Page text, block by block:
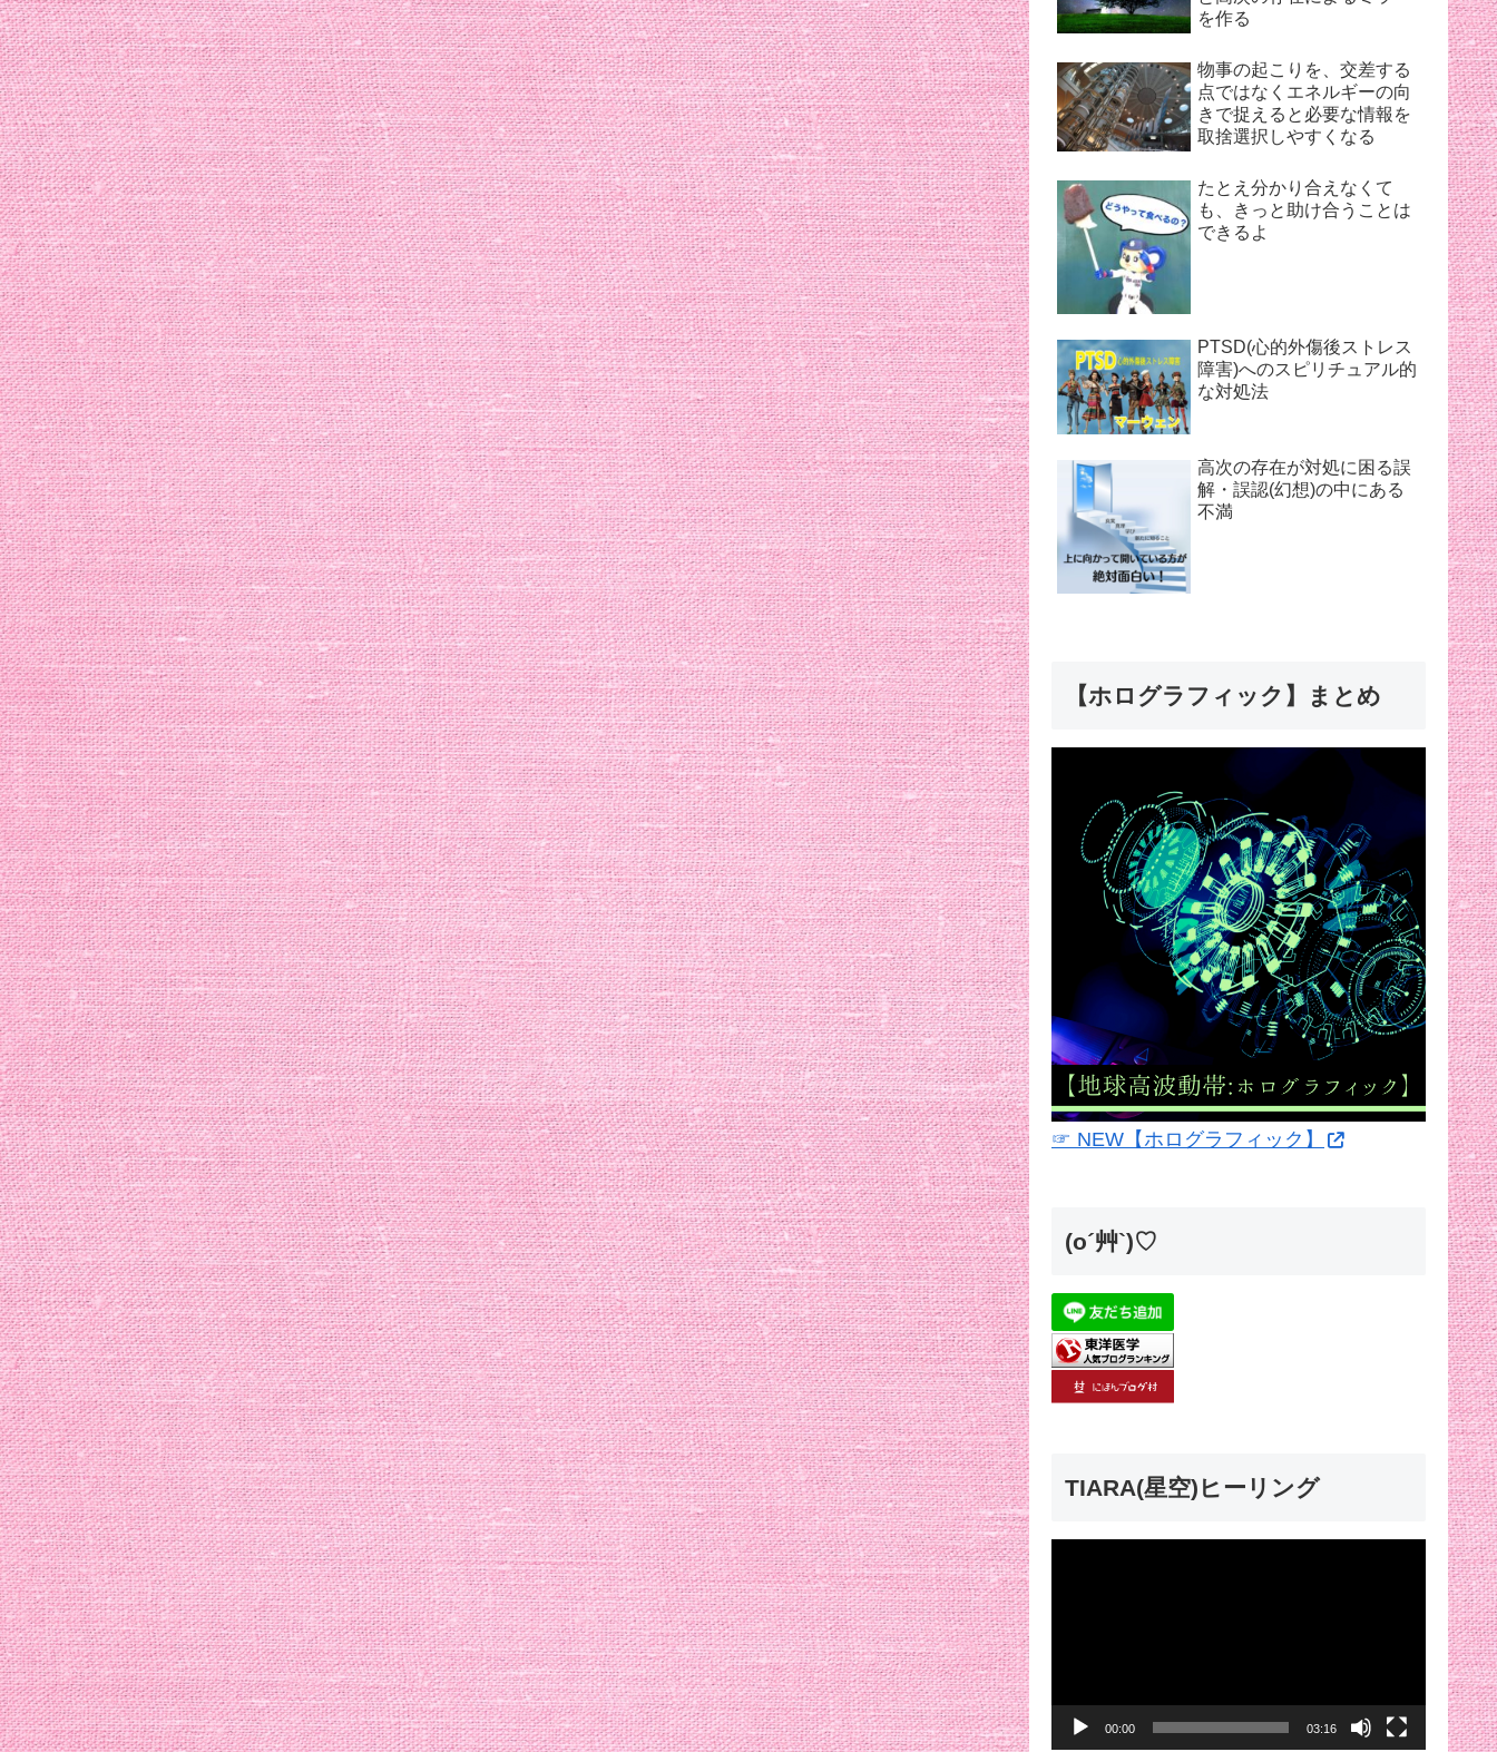
を作る
物事の起こりを、交差する
点ではなくエネルギーの向
きで捉えると必要な情報を
取捨選択しやすくなる
たとえ分かり合えなくて
も、きっと助け合うことは
できるよ
PTSD(心的外傷後ストレス
障害)へのスピリチュアル的
な対処法
高次の存在が対処に困る誤
解・誤認(幻想)の中にある
不満
【ホログラフィック】まとめ
☞ NEW【ホログラフィック】
(o´艸`)♡
TIARA(星空)ヒーリング
00:00 03:16